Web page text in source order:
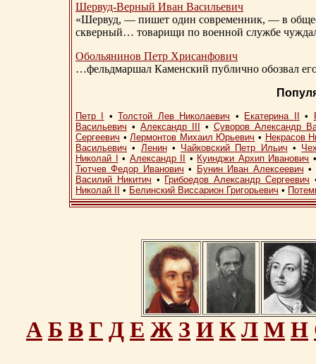
Шервуд-Верный Иван Васильевич
«Шервуд, — пишет один современник, — в
скверный… товарищи по военной службе
Обольянинов Петр Хрисанфович
…фельдмаршал Каменский публично обозвал
Петр I •Толстой Лев Николаевич • Екатерина II •
Васильевич • Александр III • Суворов Александр
Сергеевич •Лермонтов Михаил Юрьевич • Некрасов
Васильевич • Ленин• Чайковский Петр Ильич •
Николай I
• Александр II • Куинджи Архип Иванович
Тютчев Федор Иванович • Бунин Иван Алексеевич •
Василий Никитич • Грибоедов Александр Сергеевич
Николай II
• Белинский Виссарион Григорьевич •
А Б В Г Д Е Ж З И К Л М Н